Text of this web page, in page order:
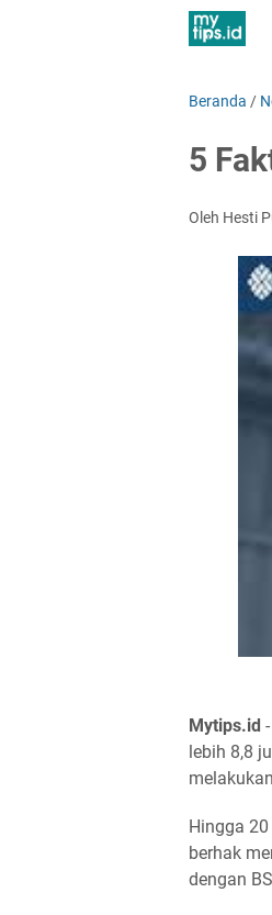
Beranda /
5
Oleh Hesti
Mytips.id
lebih 8,8
Hingga
berhak
dengan